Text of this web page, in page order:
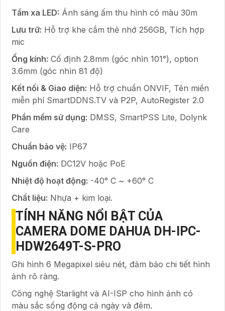
Tầm xa LED: Ánh sáng ấm thu hình có màu 30m
Lưu trữ: Hỗ trợ khe cắm thẻ nhớ 256GB, Tích hợp
mic
Ống kính: Cố định 2.8mm (góc nhìn 101°), option
3.6mm (góc nhìn 81 độ)
Kết nối & Giao diện: Hỗ trợ chuẩn ONVIF, Tên miền
miễn phí SmartDDNS.TV và P2P, AutoRegister 2.0
Phần mềm sử dụng: DMSS, SmartPSS Lite, Dolynk
Care
Chuẩn bảo vệ: IP67
Nguồn điện: DC12V hoặc PoE
Nhiệt độ hoạt động: -40° C ~ +60° C
Chất liệu: Nhựa + kim loại.
TÍNH NĂNG NỔI BẬT CỦA
CAMERA DOME DAHUA DH-IPC-
HDW2649T-S-PRO
Ghi hình 6 Megapixel siêu nét, đảm bảo chi tiết hình
ảnh rõ ràng.
Công nghệ Starlight và AI-ISP cho hình ảnh có
màu sắc sống động cả ngày và đêm.